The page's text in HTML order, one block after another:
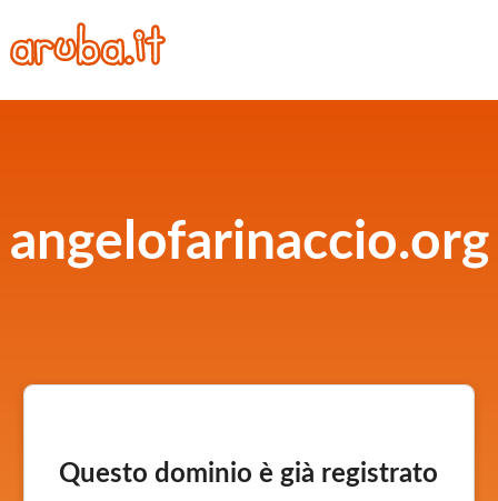
angelofarinaccio.org
Questo dominio è già registrato